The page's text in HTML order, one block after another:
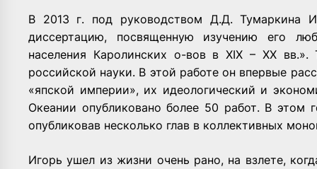
В 2013 г. под руководством Д.Д. Тумаркина
диссертацию, посвященную изучению его
населения Каролинских о-вов в XIX – XX
российской науки. В этой работе он впервые
«япской империи», их идеологический и
Океании опубликовано более 50 работ. В этом
опубликовав несколько глав в коллективных
Игорь ушел из жизни очень рано, на взлете,